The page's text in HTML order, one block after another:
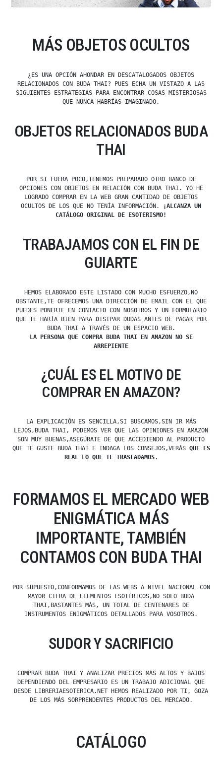
MÁS OBJETOS OCULTOS
¿ES UNA OPCIÓN AHONDAR EN DESCATALOGADOS OBJETOS
RELACIONADOS CON BUDA THAI? PUES ECHA UN VISTAZO A LAS
SIGUIENTES ESTRATEGIAS PARA ENCONTRAR COSAS MISTERIOSAS
QUE NUNCA HABRÍAS IMAGINADO.
OBJETOS RELACIONADOS BUDA
THAI
POR SI FUERA POCO,TENEMOS PREPARADO OTRO BANCO DE
OPCIONES CON OBJETOS EN RELACIÓN CON BUDA THAI. YO HE
LOGRADO COMPRAR EN LA WEB GRAN CANTIDAD DE OBJETOS
OCULTOS DE LOS QUE NO TENÍA INFORMACIÓN.
¡ALCANZA UN
CATÁLOGO ORIGINAL DE ESOTERISMO!
TRABAJAMOS CON EL FIN DE
GUIARTE
HEMOS ELABORADO ESTE LISTADO CON MUCHO ESFUERZO,NO
OBSTANTE,TE OFRECEMOS UNA DIRECCIÓN DE EMAIL CON EL QUE
PUEDES PONERTE EN CONTACTO CON NOSOTROS Y UN FORMULARIO
QUE TE HARÍA BIEN PARA DISIPAR DUDAS ANTES DE PAGAR POR
BUDA THAI A TRAVÉS DE UN ESPACIO WEB.
LA PERSONA QUE COMPRA BUDA THAI EN AMAZON NO SE
ARREPIENTE
¿CUÁL ES EL MOTIVO DE
COMPRAR EN AMAZON?
LA EXPLICACIÓN ES SENCILLA,SI BUSCAMOS,SIN IR MÁS
LEJOS,BUDA THAI, PODEMOS VER QUE LAS OPINIONES EN AMAZON
SON MUY BUENAS,ASEGÚRATE DE QUE ACCEDIENDO AL PRODUCTO
QUE TE GUSTE BUDA THAI E INDAGA LOS CONSEJOS,VERÁS QUE ES
REAL LO QUE TE TRASLADAMOS.
FORMAMOS EL MERCADO WEB
ENIGMÁTICA MÁS
IMPORTANTE, TAMBIÉN
CONTAMOS CON BUDA THAI
POR SUPUESTO,CONFORMAMOS DE LAS WEBS A NIVEL NACIONAL CON
MAYOR CIFRA DE ELEMENTOS ESOTÉRICOS,NO SOLO BUDA
THAI,BASTANTES MÁS, UN TOTAL DE CENTENARES DE
INSTRUMENTOS ENIGMÁTICOS DETALLADOS PARA VOSOTROS.
SUDOR Y SACRIFICIO
COMPRAR BUDA THAI Y ANALIZAR PRECIOS MÁS ALTOS Y BAJOS
DEPENDIENDO DEL EMPRESARIO ES UN TRABAJO ADICIONAL QUE
DESDE LIBRERIAESOTERICA.NET HEMOS REALIZADO POR TI, GOZA
DE LOS MÁS SORPRENDENTES PRODUCTOS DEL MERCADO.
CATÁLOGO